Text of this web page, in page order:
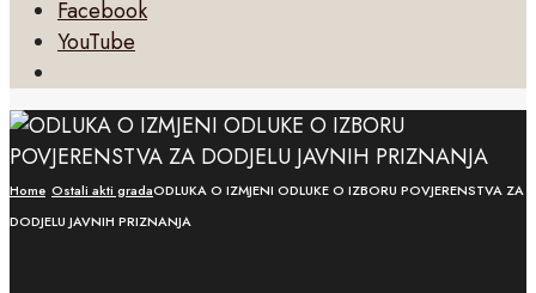
Facebook
YouTube
Search
Window
Home Ostali akti gradaODLUKA O IZMJENI ODLUKE O IZBORU POVJERENSTVA ZA
DODJELU JAVNIH PRIZNANJA